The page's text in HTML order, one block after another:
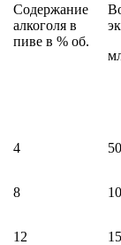
Содержание
алкоголя в
пиве в % об.
4 50
8
12